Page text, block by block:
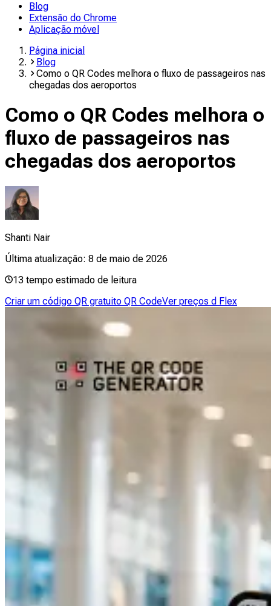
Blog
Extensão do Chrome
Aplicação móvel
Página inicial
Blog
Como o QR Codes melhora o fluxo de passageiros nas
chegadas dos aeroportos
Como o QR Codes melhora o
fluxo de passageiros nas
chegadas dos aeroportos
Shanti Nair
Última atualização: 8 de maio de 2026
13 tempo estimado de leitura
Criar um código QR gratuito QR CodeVer preços d Flex